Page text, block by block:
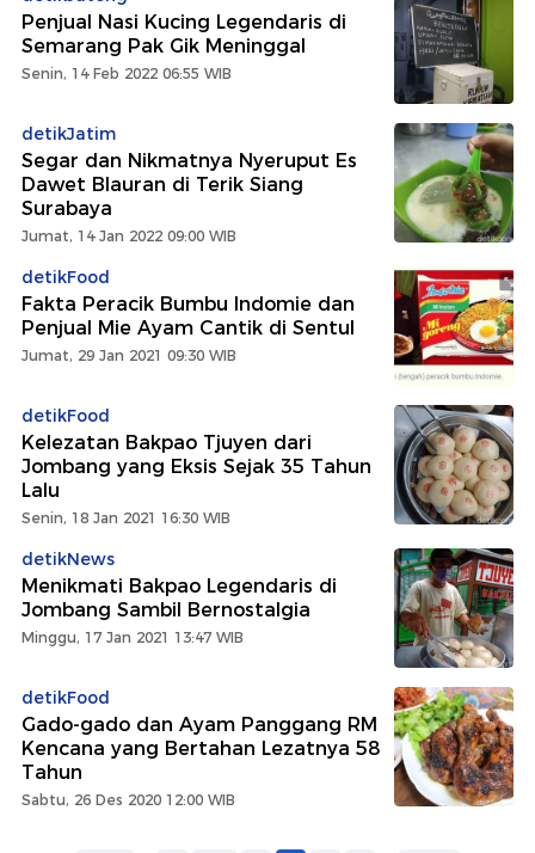
Penjual Nasi Kucing Legendaris di
Semarang Pak Gik Meninggal
Senin, 14 Feb 2022 06:55 WIB
detikJatim
Segar dan Nikmatnya Nyeruput Es
Dawet Blauran di Terik Siang
Surabaya
Jumat, 14 Jan 2022 09:00 WIB
detikFood
Fakta Peracik Bumbu Indomie dan
Penjual Mie Ayam Cantik di Sentul
Jumat, 29 Jan 2021 09:30 WIB
detikFood
Kelezatan Bakpao Tjuyen dari
Jombang yang Eksis Sejak 35 Tahun
Lalu
Senin, 18 Jan 2021 16:30 WIB
detikNews
Menikmati Bakpao Legendaris di
Jombang Sambil Bernostalgia
Minggu, 17 Jan 2021 13:47 WIB
detikFood
Gado-gado dan Ayam Panggang RM
Kencana yang Bertahan Lezatnya 58
Tahun
Sabtu, 26 Des 2020 12:00 WIB